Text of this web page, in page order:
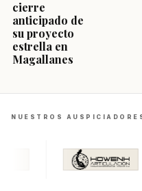
cierre
anticipado de
su proyecto
estrella en
Magallanes
NUESTROS